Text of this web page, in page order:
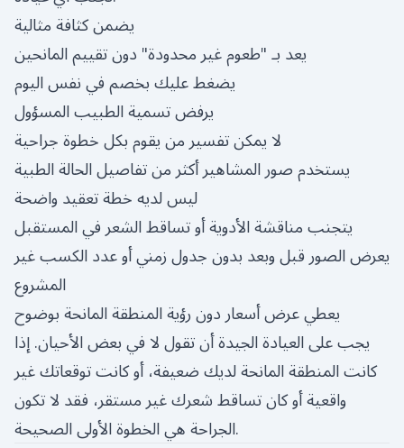
يضمن كثافة مثالية
يعد بـ "طعوم غير محدودة" دون تقييم المانحين
يضغط عليك بخصم في نفس اليوم
يرفض تسمية الطبيب المسؤول
لا يمكن تفسير من يقوم بكل خطوة جراحية
يستخدم صور المشاهير أكثر من تفاصيل الحالة الطبية
ليس لديه خطة تعقيد واضحة
يتجنب مناقشة الأدوية أو تساقط الشعر في المستقبل
يعرض الصور قبل وبعد بدون جدول زمني أو عدد الكسب غير
المشروع
يعطي عرض أسعار دون رؤية المنطقة المانحة بوضوح
يجب على العيادة الجيدة أن تقول لا في بعض الأحيان. إذا
كانت المنطقة المانحة لديك ضعيفة، أو كانت توقعاتك غير
واقعية أو كان تساقط شعرك غير مستقر، فقد لا تكون
الجراحة هي الخطوة الأولى الصحيحة.